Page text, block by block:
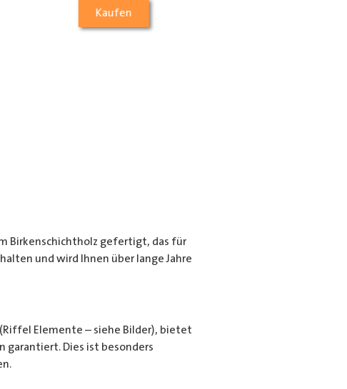
Kaufen
Birkenschichtholz gefertigt, das für
und wird Ihnen über lange Jahre
Elemente – siehe Bilder), bietet
garantiert. Dies ist besonders